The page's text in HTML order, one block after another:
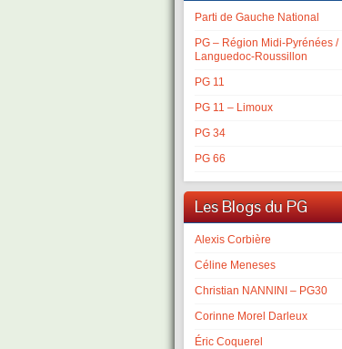
Parti de Gauche National
PG – Région Midi-Pyrénées /
Languedoc-Roussillon
PG 11
PG 11 – Limoux
PG 34
PG 66
Les Blogs du PG
Alexis Corbière
Céline Meneses
Christian NANNINI – PG30
Corinne Morel Darleux
Éric Coquerel